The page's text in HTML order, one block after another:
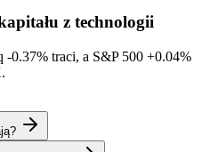
z technologii
-0.37% traci, a S&P 500 +0.04%